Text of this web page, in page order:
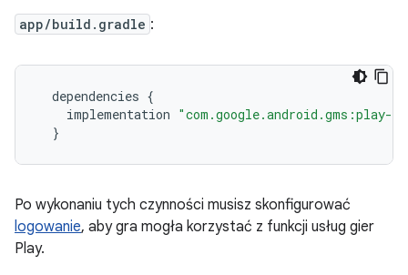
app/build.gradle :
dependencies {
implementation "com.google.android.gms:play-
}
Po wykonaniu tych czynności musisz skonfigurować
logowanie, aby gra mogła korzystać z funkcji usług gier
Play.